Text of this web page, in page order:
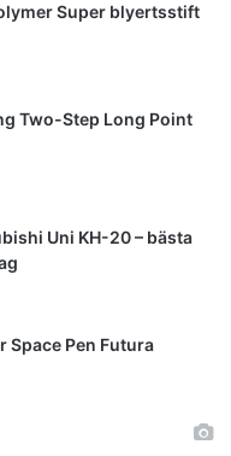
Super blyertsstift
Two-Step Long Point
Uni KH-20 – bästa
Space Pen Futura